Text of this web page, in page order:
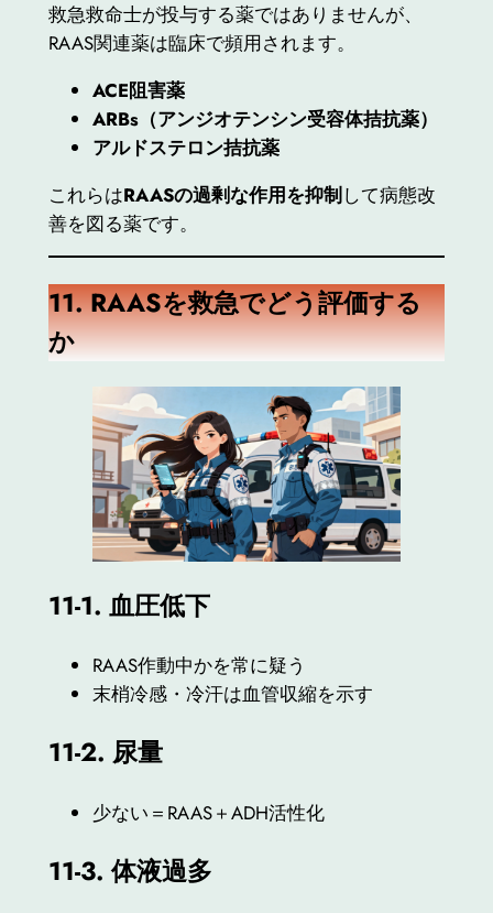
救急救命士が投与する薬ではありませんが、
RAAS関連薬は臨床で頻用されます。
ACE阻害薬
ARBs（アンジオテンシン受容体拮抗薬）
アルドステロン拮抗薬
これらはRAASの過剰な作用を抑制して病態改
善を図る薬です。
11. RAASを救急でどう評価する
か
11-1. 血圧低下
RAAS作動中かを常に疑う
末梢冷感・冷汗は血管収縮を示す
11-2. 尿量
少ない＝RAAS＋ADH活性化
11-3.体液過多